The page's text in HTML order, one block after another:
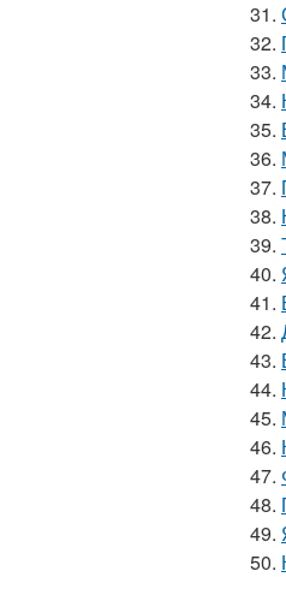
31.
32.
33.
34.
35.
36.
37.
38.
39.
40.
41.
42.
43.
44.
45.
46.
47.
48.
49.
50.